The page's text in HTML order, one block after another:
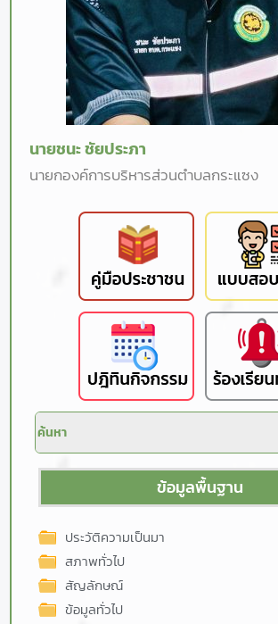
นายชนะ ชัยประภา
นายกองค์การบริหารส่วนตำบลกระแซง
ข้อมูลพื้นฐาน
ประวัติความเป็นมา
สภาพทั่วไป
สัญลักษณ์
ข้อมูลทั่วไป